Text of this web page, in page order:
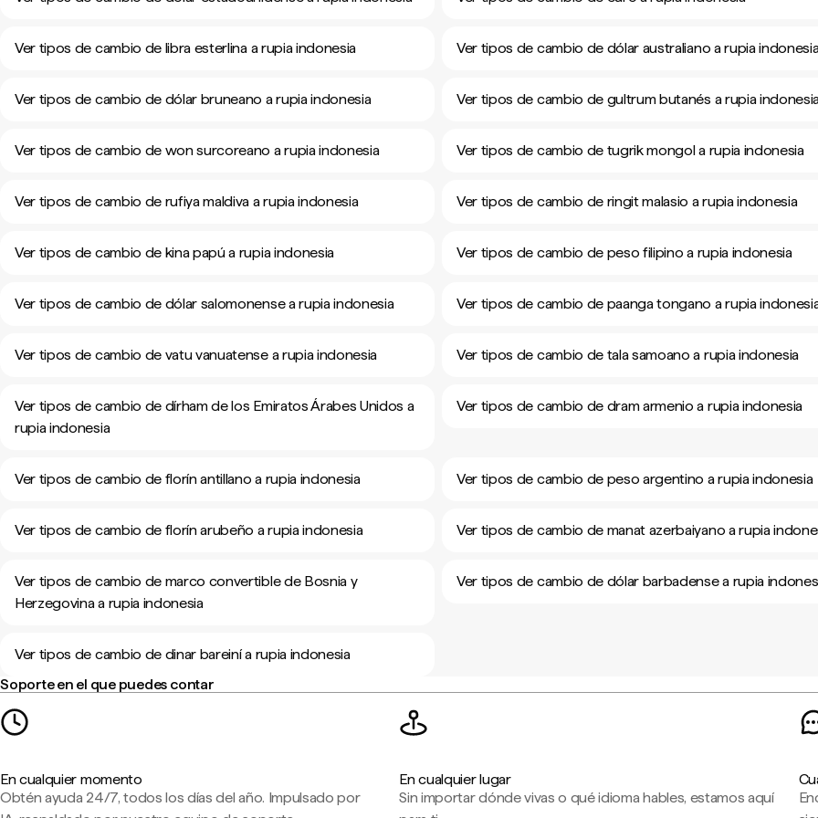
Ver tipos de cambio de libra esterlina a rupia indonesia Ver tipos de cambio de dólar australiano a rupia
Ver tipos de cambio de dólar bruneano a rupia indonesia Ver tipos de cambio de gultrum butanés a rupia
Ver tipos de cambio de won surcoreano a rupia indonesia Ver tipos de cambio de tugrik mongol a rupia indonesia
Ver tipos de cambio de rufiya maldiva a rupia indonesia Ver tipos de cambio de ringit malasio a rupia indonesia
Ver tipos de cambio de kina papú a rupia indonesia Ver tipos de cambio de peso filipino a rupia indonesia
Ver tipos de cambio de dólar salomonense a rupia indonesia Ver tipos de cambio de paanga tongano a rupia
Ver tipos de cambio de vatu vanuatense a rupia indonesia Ver tipos de cambio de tala samoano a rupia indonesia
Ver tipos de cambio de dírham de los Emiratos Árabes Unidos a
rupia indonesia
Ver tipos de cambio de dram armenio a rupia indonesia
Ver tipos de cambio de florín antillano a rupia indonesia Ver tipos de cambio de peso argentino a rupia indonesia
Ver tipos de cambio de florín arubeño a rupia indonesia Ver tipos de cambio de manat azerbaiyano a rupia
Ver tipos de cambio de marco convertible de Bosnia y
Herzegovina a rupia indonesia
Ver tipos de cambio de dólar barbadense a rupia
Ver tipos de cambio de dinar bareiní a rupia indonesia
Soporte en el que puedes contar
En cualquier momento
Obtén ayuda 24/7, todos los días del año. Impulsado por
En cualquier lugar
Sin importar dónde vivas o qué idioma hables, estamos aquí